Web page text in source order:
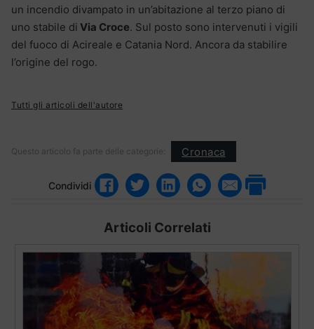
un incendio divampato in un’abitazione al terzo piano di
uno stabile di Via Croce. Sul posto sono intervenuti i vigili
del fuoco di Acireale e Catania Nord. Ancora da stabilire
l’origine del rogo.
Tutti gli articoli dell'autore
Questo articolo fa parte delle categorie: Cronaca
Condividi
Articoli Correlati